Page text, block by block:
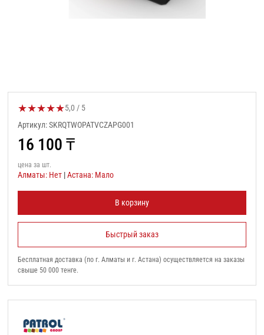
★★★★★Оценка товара:
5,0 / 5
Артикул: SKRQTWOPATVCZAPG001
16 100 ₸
цена за шт.
Алматы: Нет |Астана: Мало
В корзину
Быстрый заказ
Бесплатная доставка (по г. Алматы и г. Астана) осуществляется на заказы
свыше 50 000 тенге.